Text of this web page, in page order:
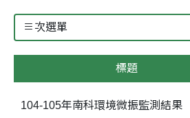
次選單
標題
104-105年南科環境微振監測結果